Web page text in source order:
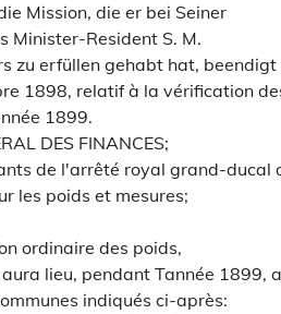
Mission, die er bei Seiner
Minister-Resident S. M.
zu erfüllen gehabt hat,
1898, relatif à la vérification
1899.
DES FINANCES;
de l'arrêté royal grand-ducal
les poids et mesures;
ordinaire des poids,
lieu, pendant Tannée 1899,
indiqués ci-après: